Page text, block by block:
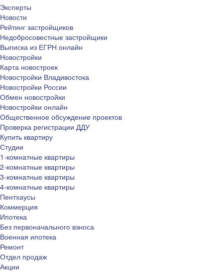
Эксперты
Новости
Рейтинг застройщиков
Недобросовестные застройщики
Выписка из ЕГРН онлайн
Новостройки
Карта новостроек
Новостройки Владивостока
Новостройки России
Обмен новостройки
Новостройки онлайн
Общественное обсуждение проектов
Проверка регистрации ДДУ
Купить квартиру
Студии
1-комнатные квартиры
2-комнатные квартиры
3-комнатные квартиры
4-комнатные квартиры
Пентхаусы
Коммерция
Ипотека
Без первоначального взноса
Военная ипотека
Ремонт
Отдел продаж
Акции